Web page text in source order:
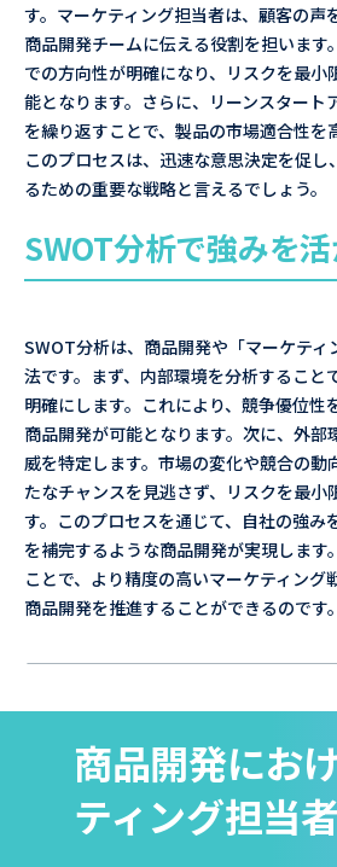
す。マーケティング担当者は、顧客の声
商品開発チームに伝える役割を担います
での方向性が明確になり、リスクを最小
能となります。さらに、リーンスタート
を繰り返すことで、製品の市場適合性を
このプロセスは、迅速な意思決定を促し
るための重要な戦略と言えるでしょう。
SWOT分析で強みを
SWOT分析は、商品開発や「マーケティ
法です。まず、内部環境を分析すること
明確にします。これにより、競争優位性
商品開発が可能となります。次に、外部
威を特定します。市場の変化や競合の動
たなチャンスを見逃さず、リスクを最小
す。このプロセスを通じて、自社の強み
を補完するような商品開発が実現します
ことで、より精度の高いマーケティング
商品開発を推進することができるのです。
商品開発にお
ティング担当